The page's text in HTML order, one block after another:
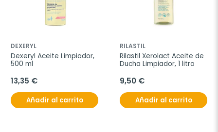
DEXERYL
Dexeryl Aceite Limpiador,
500 ml
13,35 €
Añadir al carrito
RILASTIL
Rilastil Xerolact Aceite de
Ducha Limpiador, 1 litro
9,50 €
Añadir al carrito